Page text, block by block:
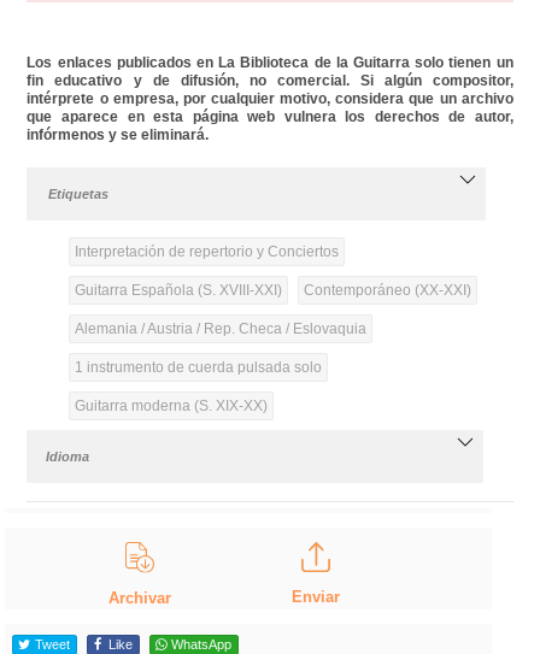
Los enlaces publicados en La Biblioteca de la Guitarra solo tienen un
fin educativo y de difusión, no comercial. Si algún compositor,
intérprete o empresa, por cualquier motivo, considera que un archivo
que aparece en esta página web vulnera los derechos de autor,
infórmenos y se eliminará.
Etiquetas
Interpretación de repertorio y Conciertos
Guitarra Española (S. XVIII-XXI) Contemporáneo (XX-XXI)
Alemania / Austria / Rep. Checa / Eslovaquia
1 instrumento de cuerda pulsada solo
Guitarra moderna (S. XIX-XX)
Idioma
Archivar Enviar
Tweet Like WhatsApp